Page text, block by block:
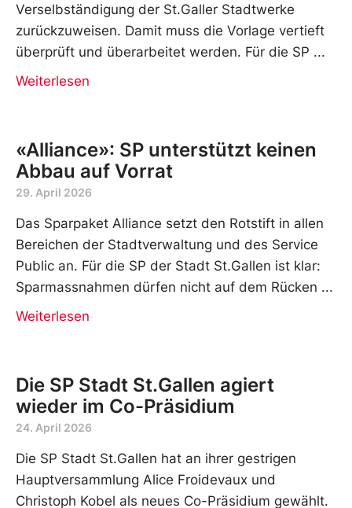
Verselbständigung der St.Galler Stadtwerke
zurückzuweisen. Damit muss die Vorlage vertieft
überprüft und überarbeitet werden. Für die SP
Weiterlesen
«Alliance»: SP unterstützt keinen
Abbau auf Vorrat
29. April 2026
Das Sparpaket Alliance setzt den Rotstift in allen
Bereichen der Stadtverwaltung und des Service
Public an. Für die SP der Stadt St.Gallen ist klar:
Sparmassnahmen dürfen nicht auf dem Rücken
Weiterlesen
Die SP Stadt St.Gallen agiert
wieder im Co-Präsidium
24. April 2026
Die SP Stadt St.Gallen hat an ihrer gestrigen
Hauptversammlung Alice Froidevaux und
Christoph Kobel als neues Co-Präsidium gewählt.